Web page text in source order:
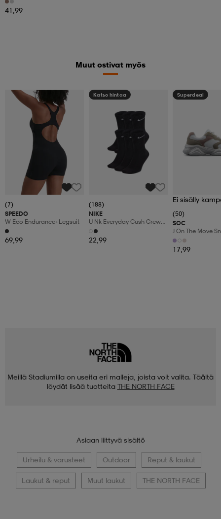
41,99
Muut ostivat myös
(7)
SPEEDO
W Eco Endurance+legsuit
69,99
Katso hintaa
(188)
NIKE
U Nk Everyday Cush Crew
6pr-Bd
22,99
Superdeal
Ei sisälly
(50)
SOC
J On The Move
17,99
Meillä Stadiumilla on useita eri malleja, joista voit valita. Täältä
löydät lisää tuotteita THE NORTH FACE
Asiaan liittyvä sisältö
Urheilu & varusteet Outdoor Reput & laukut
Laukut & reput Muut laukut THE NORTH FACE